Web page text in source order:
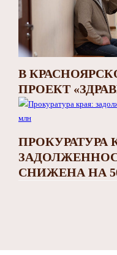
В
ПРОЕКТ
ПРОКУРАТУРА
СНИЖЕНА НА